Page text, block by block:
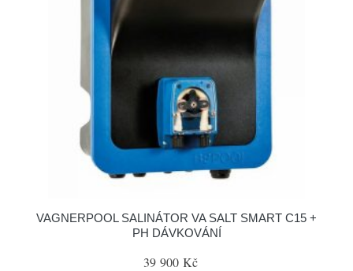
VAGNERPOOL SALINÁTOR VA SALT SMART C15 +
PH DÁVKOVÁNÍ
39 900 Kč